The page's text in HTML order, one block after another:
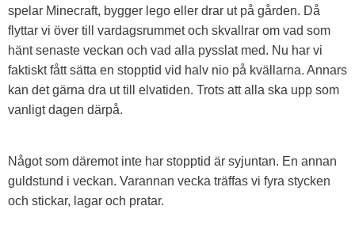
spelar Minecraft, bygger lego eller drar ut på gården. Då
flyttar vi över till vardagsrummet och skvallrar om vad som
hänt senaste veckan och vad alla pysslat med. Nu har vi
faktiskt fått sätta en stopptid vid halv nio på kvällarna. Annars
kan det gärna dra ut till elvatiden. Trots att alla ska upp som
vanligt dagen därpå.
Något som däremot inte har stopptid är syjuntan. En annan
guldstund i veckan. Varannan vecka träffas vi fyra stycken
och stickar, lagar och pratar.